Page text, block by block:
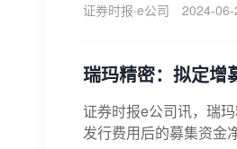
证券时报·e公司
2024-
瑞玛精密：拟定增
证券时报e公司讯，瑞
发行费用后的募集资金